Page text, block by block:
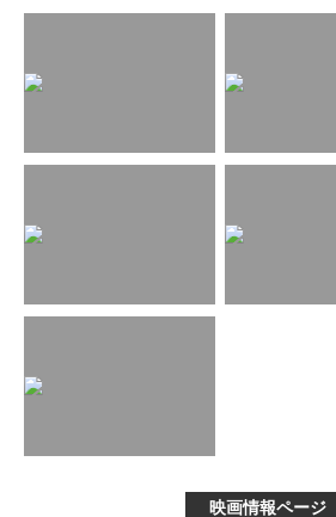
映画情報ページ